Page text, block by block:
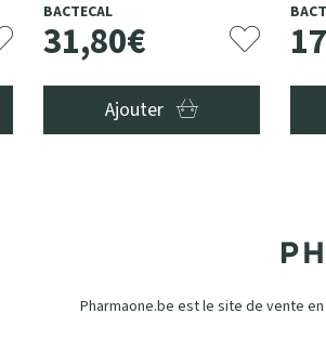
BACTECAL
31,80€
Ajouter
17
Pharmaone.be est le site de vente